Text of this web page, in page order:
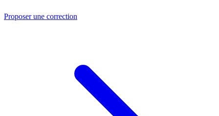
Proposer une correction